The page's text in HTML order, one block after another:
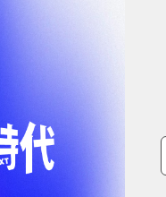
示科技是「速度成
次收購來增強麥
單科技已經在美國
。
勞開始在他的領